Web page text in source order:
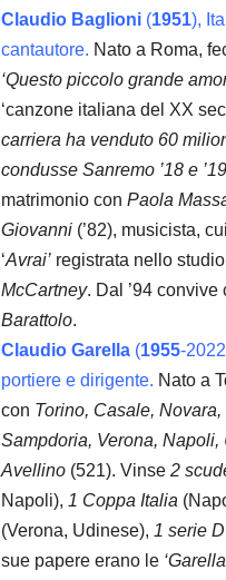
Claudio Baglioni (1951),
cantautore. Nato a Roma,
‘Questo piccolo grande
‘canzone italiana del XX
carriera ha venduto 60
condusse Sanremo ’18 e
matrimonio con Paola
Giovanni (’82), musicista,
‘Avrai’ registrata nello
McCartney. Dal ’94 convive
Barattolo.
Claudio Garella (1955-
portiere e dirigente. Nato a
con Torino, Casale, Novara,
Sampdoria, Verona, Napoli,
Avellino (521). Vinse 2
Napoli), 1 Coppa Italia
(Verona, Udinese), 1 serie D
sue papere erano le